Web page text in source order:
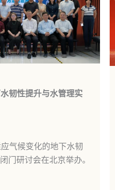
韧性提升与水管理实
气候变化的地下水韧
门研讨会在北京举办。